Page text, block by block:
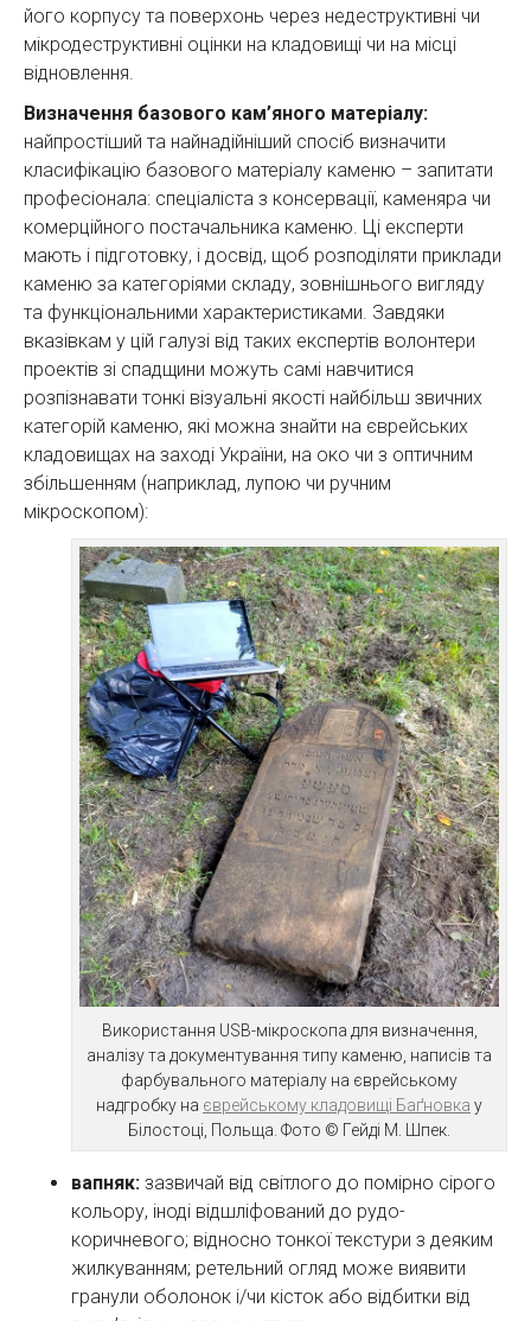
його корпусу та поверхонь через недеструктивні чи
мікродеструктивні оцінки на кладовищі чи на місці
відновлення.
Визначення базового кам’яного матеріалу:
найпростіший та найнадійніший спосіб визначити
класифікацію базового матеріалу каменю – запитати
професіонала: спеціаліста з консервації, каменяра чи
комерційного постачальника каменю. Ці експерти
мають і підготовку, і досвід, щоб розподіляти приклади
каменю за категоріями складу, зовнішнього вигляду
та функціональними характеристиками. Завдяки
вказівкам у цій галузі від таких експертів волонтери
проектів зі спадщини можуть самі навчитися
розпізнавати тонкі візуальні якості найбільш звичних
категорій каменю, які можна знайти на єврейських
кладовищах на заході України, на око чи з оптичним
збільшенням (наприклад, лупою чи ручним
мікроскопом):
Використання USB-мікроскопа для визначення,
аналізу та документування типу каменю, написів та
фарбувального матеріалу на єврейському
надгробку на єврейському кладовищі Баґновка у
Білостоці, Польща. Фото © Гейді М. Шпек.
вапняк: зазвичай від світлого до помірно сірого
кольору, іноді відшліфований до рудо-
коричневого; відносно тонкої текстури з деяким
жилкуванням; ретельний огляд може виявити
гранули оболонок і/чи кісток або відбитки від